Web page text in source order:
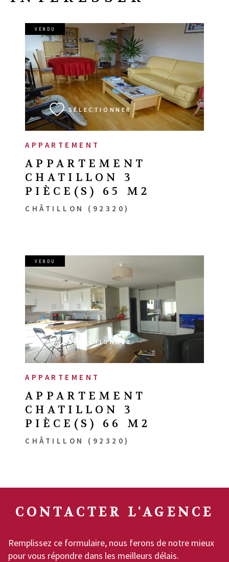
APPARTEMENT
APPARTEMENT
CHATILLON 3
PIÈCE(S) 65 M2
CHÂTILLON (92320)
VENDU
SÉLECTIONNER
VOIR LE BIEN
APPARTEMENT
APPARTEMENT
CHATILLON 3
PIÈCE(S) 66 M2
CHÂTILLON (92320)
VENDU
SÉLECTIONNER
VOIR LE BIEN
CONTACTER L'AGENCE
Remplissez ce formulaire, nous ferons de notre mieux
pour vous répondre dans les meilleurs délais.